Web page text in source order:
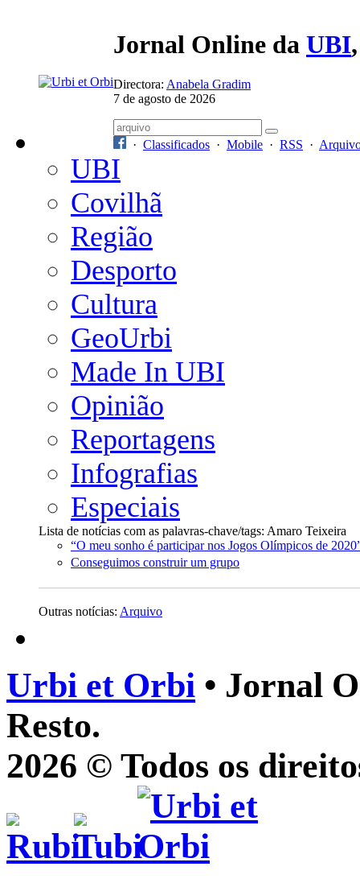
Jornal Online da UBI
Directora: Anabela Gradim
7 de agosto de 2026
· Classificados · Mobile · RSS ·
UBI
Covilhã
Região
Desporto
Cultura
GeoUrbi
Made In UBI
Opinião
Reportagens
Infografias
Especiais
Lista de notícias com as palavras-chave/tags: Amaro Teixeira
“O meu sonho é participar nos Jogos Olímpicos de
Conseguimos construir um grupo
Outras notícias: Arquivo
Urbi et Orbi • Jornal
Resto.
2026 © Todos os